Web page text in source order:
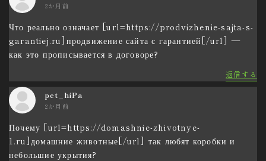
2か月前
Что реально означает [url=https://prodvizhenie-sajta-s-
garantiej.ru]продвижение сайта с гарантией[/url] —
как это прописывается в договоре?
返信する
pet_hiPa
2か月前
Почему [url=https://domashnie-zhivotnye-
1.ru]домашние животные[/url] так любят коробки и
небольшие укрытия?